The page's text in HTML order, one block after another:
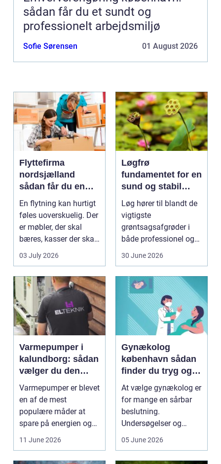
sådan får du et sundt og
professionelt arbejdsmiljø
Sofie Sørensen 01 August 2026
Flyttefirma
nordsjælland
sådan får du en
tryg og effektiv
flytning
En flytning kan hurtigt
føles uoverskuelig. Der
er møbler, der skal
bæres, kasser der skal
pakkes, o...
03 July 2026
Løgfrø
fundamentet for en
sund og stabil
løgavl
Løg hører til blandt de
vigtigste
grøntsagsafgrøder i
både professionel og
hobbybaseret
30 June 2026
Varmepumper i
kalundborg: sådan
vælger du den
rigtige løsning
Varmepumper er blevet
en af de mest
populære måder at
spare på energien og
få et bedre indeklima
11 June 2026
Gynækolog
københavn sådan
finder du tryg og
professionel hjælp
At vælge gynækolog er
for mange en sårbar
beslutning.
Undersøgelser og
behandlinger foregår i
05 June 2026